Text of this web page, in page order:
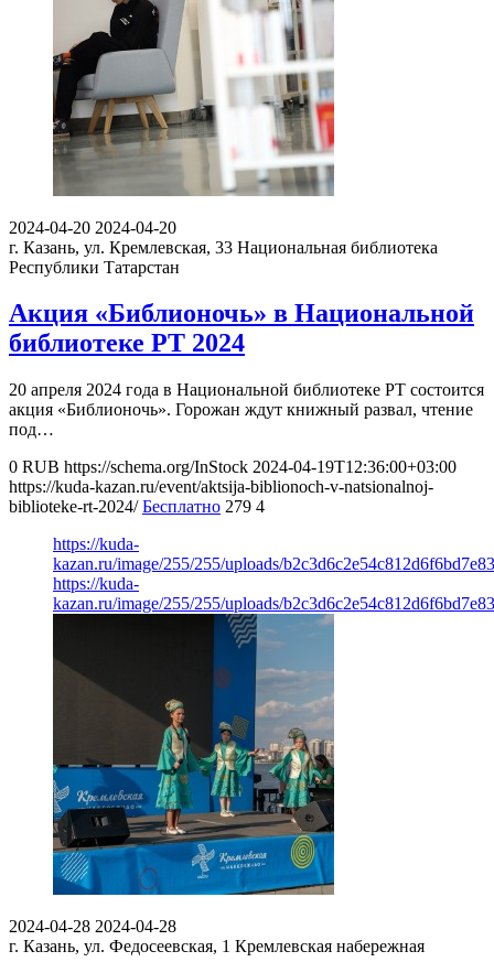
2024-04-20 2024-04-20
г. Казань, ул. Кремлевская, 33 Национальная библиотека
Республики Татарстан
Акция «Библионочь» в Национальной
библиотеке РТ 2024
20 апреля 2024 года в Национальной библиотеке РТ состоится
акция «Библионочь». Горожан ждут книжный развал, чтение
под…
0 RUB https://schema.org/InStock 2024-04-19T12:36:00+03:00
https://kuda-kazan.ru/event/aktsija-biblionoch-v-natsionalnoj-
biblioteke-rt-2024/ Бесплатно 279 4
https://kuda-
kazan.ru/image/255/255/uploads/
https://kuda-
kazan.ru/image/255/255/uploads/
2024-04-28 2024-04-28
г. Казань, ул. Федосеевская, 1 Кремлевская набережная